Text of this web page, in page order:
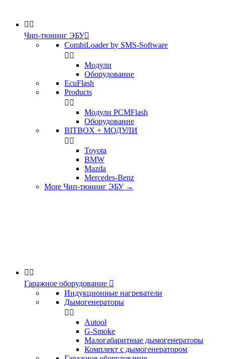
 
Чип-тюнинг ЭБУ
CombiLoader by SMS-Software
 
Модули
Оборудование
EcuFlash
Products
 
Модули PCMFlash
Оборудование
BITBOX + МОДУЛИ
 
Toyota
BMW
Mazda
Mercedes-Benz
More Чип-тюнинг ЭБУ →
 
Гаражное оборудование 
Индукционные нагреватели
Дымогенераторы
 
Аutool
G-Smoke
Малогабаритные дымогенераторы
Комплект с дымогенератором